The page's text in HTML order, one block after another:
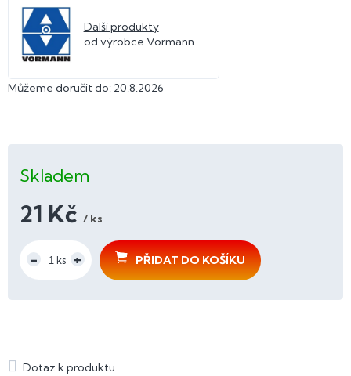
Můžeme doručit do: 20.8.2026
Skladem
21 Kč / ks
cena:
PŘIDAT DO KOŠÍKU
Další produkty
od výrobce Vormann